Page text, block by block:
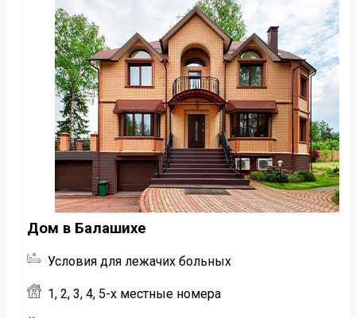
Дом в Балашихе
Условия для лежачих больных
1, 2, 3, 4, 5-х местные номера